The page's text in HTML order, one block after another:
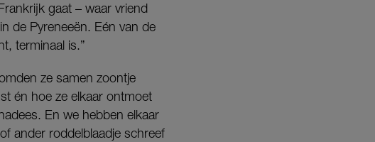
gaat – waar vriend
de Pyreneeën. Eén van de
terminaal is.”
ze samen zoontje
én hoe ze elkaar ontmoet
En we hebben elkaar
ander roddelblaadje schreef